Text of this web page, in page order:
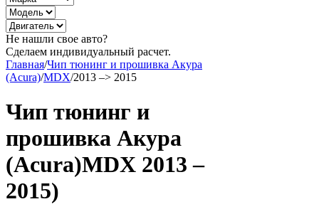
Не нашли свое авто?
Сделаем индивидуальный расчет.
Главная/Чип тюнинг и прошивка Акура
(Acura)/MDX/2013 –> 2015
Чип тюнинг и
прошивка Акура
(Acura)MDX 2013 –
2015)